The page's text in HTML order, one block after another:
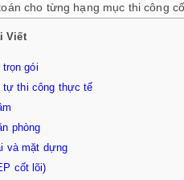
cho từng hạng mục thi công
Viết
gói
tự thi công thực tế
phòng
và mặt dựng
cốt lõi)